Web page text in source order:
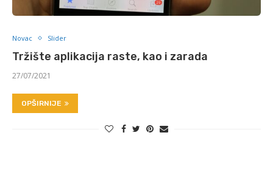
Novac Slider
Tržište aplikacija raste, kao i zarada
27/07/2021
OPŠIRNIJE